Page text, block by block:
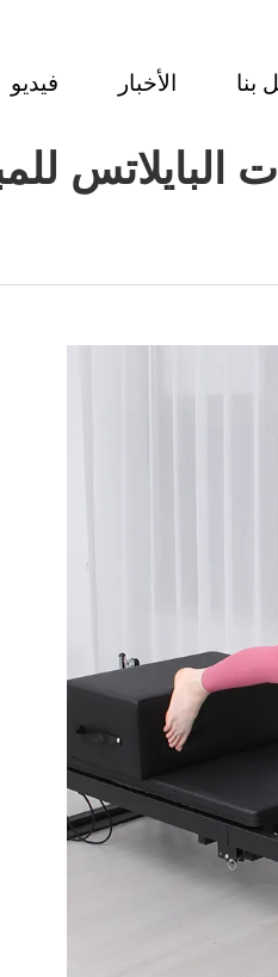
فيديو الأخبار بنا